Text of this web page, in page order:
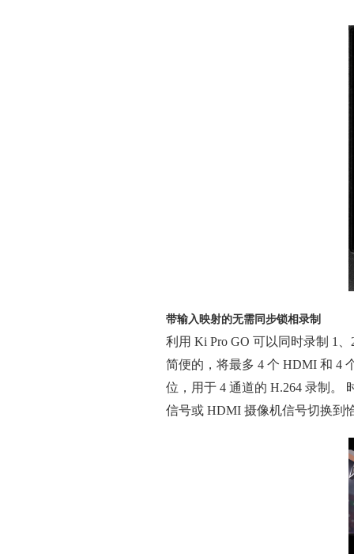
带输入映射的无需同步锁相录制
利用 Ki Pro GO 可以同时录制 1
简便的，将最多 4 个 HDMI 和 4
位，用于 4 通道的 H.264 录制。
信号或 HDMI 摄像机信号切换到